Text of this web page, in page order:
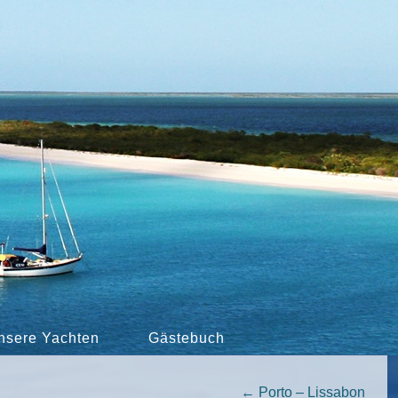
Yachten Gästebuch
← Porto – Lissabon